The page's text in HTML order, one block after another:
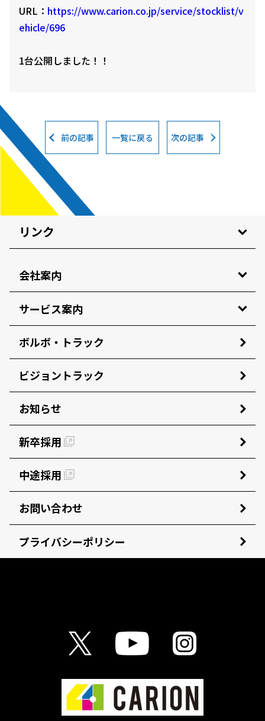
URL： https://www.carion.co.jp/service/stocklist/v
ehicle/696
1台公開しました！！
前の記事 一覧に戻る 次の記事
リンク
会社案内
サービス案内
ボルボ・トラック
ビジョントラック
お知らせ
新卒採用
中途採用
お問い合わせ
プライバシーポリシー